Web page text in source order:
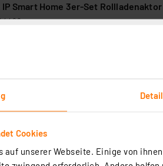
Cookies
auf unserer Webseite. Einige von
Smart Home 3er-Set